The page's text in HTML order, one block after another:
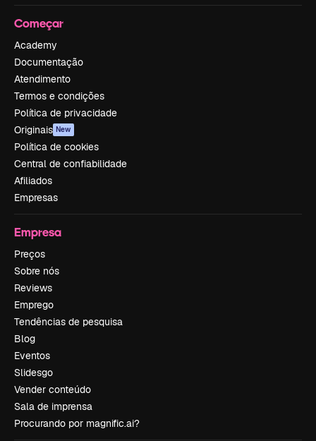
Começar
Academy
Documentação
Atendimento
Termos e condições
Política de privacidade
Originais New
Política de cookies
Central de confiabilidade
Afiliados
Empresas
Empresa
Preços
Sobre nós
Reviews
Emprego
Tendências de pesquisa
Blog
Eventos
Slidesgo
Vender conteúdo
Sala de imprensa
Procurando por magnific.ai?